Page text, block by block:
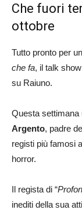
Che fuori
ottobre
Tutto pronto per
che fa, il talk
su Raiuno.
Questa settimana
Argento, padre
registi più famosi
horror.
Il regista di “
inediti della sua